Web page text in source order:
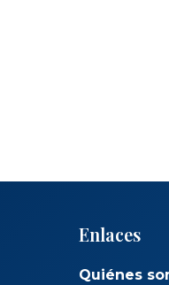
Enlaces
Quiénes